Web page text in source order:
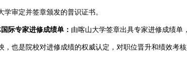
审定并签章颁发的普识证书。
际专家进修成绩单： 由喀山大学签章出具专家进修成绩单
，也是院校对进修成绩的权威认定，对职位晋升和绩效考核